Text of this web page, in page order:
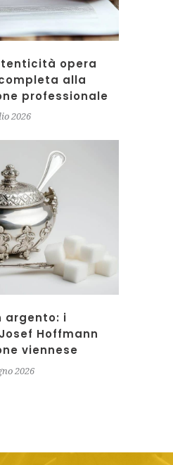
opera
alla
professionale
2026
argento: i
Hoffmann
viennese
2026